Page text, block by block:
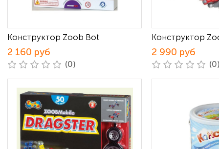
Конструктор Zoob Bot
2 160 руб
(0)
Конструктор
2 990 руб